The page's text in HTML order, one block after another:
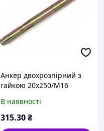
Анкер двохрозпірний з
гайкою 20х250/М16
В наявності
315.30₴